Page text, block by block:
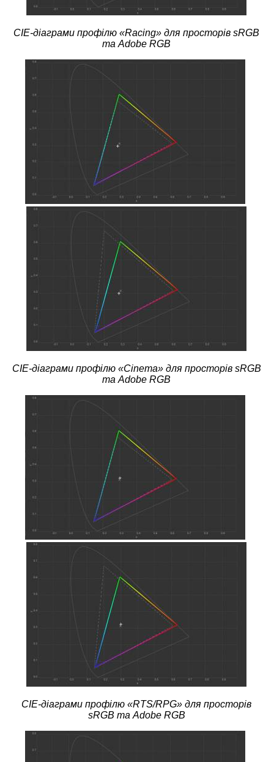
CIE-діаграми профілю «Racing» для просторів sRGB
та Adobe RGB
CIE-діаграми профілю «Cinema» для просторів sRGB
та Adobe RGB
CIE-діаграми профілю «RTS/RPG» для просторів
sRGB та Adobe RGB